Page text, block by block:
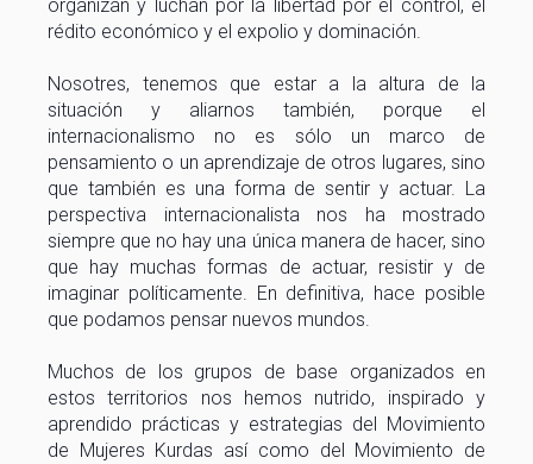
organizan y luchan por la libertad por el control, el
rédito económico y el expolio y dominación.
Nosotres, tenemos que estar a la altura de la
situación y aliarnos también, porque el
internacionalismo no es sólo un marco de
pensamiento o un aprendizaje de otros lugares, sino
que también es una forma de sentir y actuar. La
perspectiva internacionalista nos ha mostrado
siempre que no hay una única manera de hacer, sino
que hay muchas formas de actuar, resistir y de
imaginar políticamente. En definitiva, hace posible
que podamos pensar nuevos mundos.
Muchos de los grupos de base organizados en
estos territorios nos hemos nutrido, inspirado y
aprendido prácticas y estrategias del Movimiento
de Mujeres Kurdas así como del Movimiento de